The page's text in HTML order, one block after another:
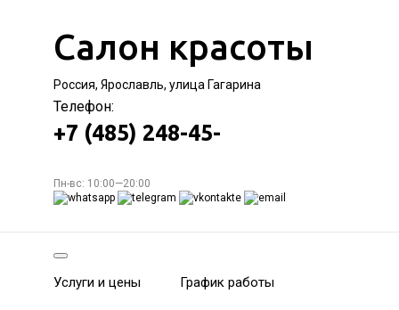
Салон красоты
Россия, Ярославль, улица Гагарина
Телефон:
+7 (485) 248-45-
Пн-вс: 10:00—20:00
Услуги и цены График работы